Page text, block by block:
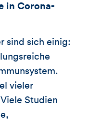
in Corona-
sind sich einig:
vieler
Studien